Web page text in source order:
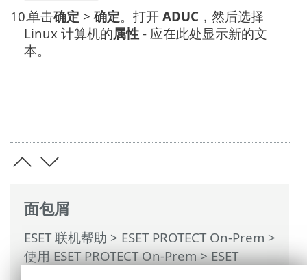
面包屑
ESET 联机帮助 > ESET PROTECT On-Prem >
使用 ESET PROTECT On-Prem>ESET
10.单击确定 > 确定。打开 ADUC ，然后选择
Linux 计算机的属性 - 应在此处显示新的文
本。